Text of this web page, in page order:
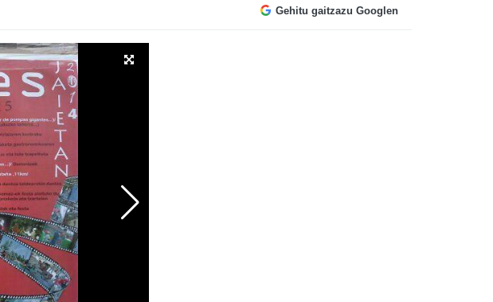
Gehitu gaitzazu Googlen